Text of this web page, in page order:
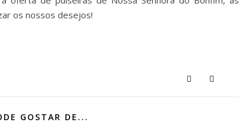
os nossos desejos!
GOSTAR DE...